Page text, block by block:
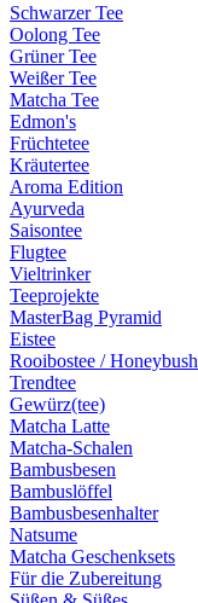
Schwarzer Tee
Oolong Tee
Grüner Tee
Weißer Tee
Matcha Tee
Edmon's
Früchtetee
Kräutertee
Aroma Edition
Ayurveda
Saisontee
Flugtee
Vieltrinker
Teeprojekte
MasterBag Pyramid
Eistee
Rooibostee / Honeybush
Trendtee
Gewürz(tee)
Matcha Latte
Matcha-Schalen
Bambusbesen
Bambuslöffel
Bambusbesenhalter
Natsume
Matcha Geschenksets
Für die Zubereitung